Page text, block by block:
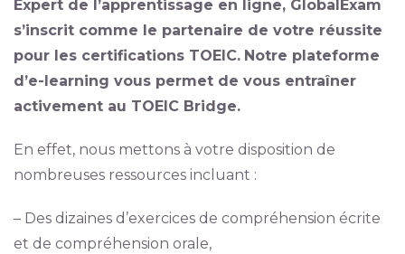
Expert de l’apprentissage en ligne, GlobalExam
s’inscrit comme le partenaire de votre réussite
pour les certifications TOEIC. Notre plateforme
d’e-learning vous permet de vous entraîner
activement au TOEIC Bridge.
En effet, nous mettons à votre disposition de
nombreuses ressources incluant :
– Des dizaines d’exercices de compréhension écrite
et de compréhension orale,